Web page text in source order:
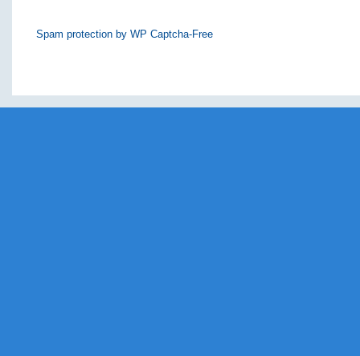
Spam protection by WP Captcha-Free